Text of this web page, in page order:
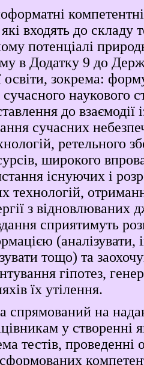
входять до складу
потенціалі
в Додатку 9 до
освіти, зокрема:
сучасного наукового
до взаємодії
сучасних
ретельного
широкого
існуючих і
технологій,
з відновлюваних
сприятимуть
(аналізувати,
тощо) та
гіпотез,
їх утілення.
спрямований на
у створенні
тестів,